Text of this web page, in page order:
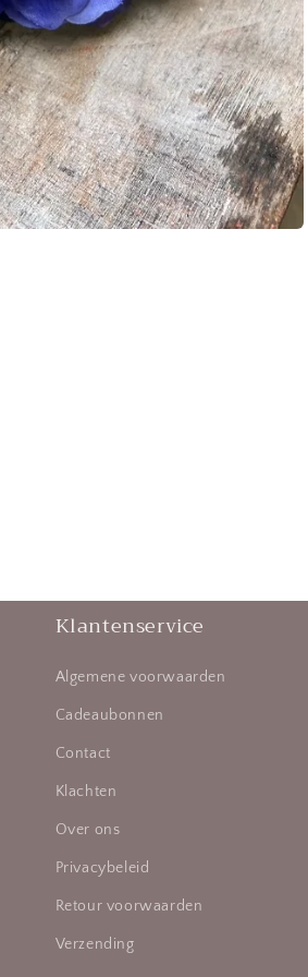
Klantenservice
Algemene voorwaarden
Cadeaubonnen
Contact
Klachten
Over ons
Privacybeleid
Retour voorwaarden
Verzending